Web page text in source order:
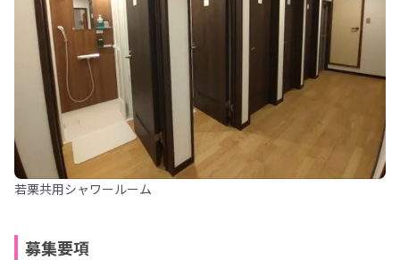
若栗共用シャワールーム
募集要項